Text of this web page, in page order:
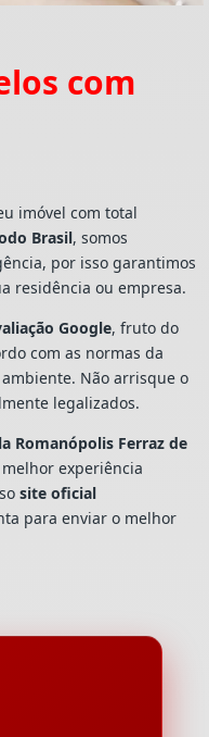
com
imóvel com total
Brasil, somos
por isso garantimos
residência ou empresa.
Google, fruto do
com as normas da
Não arrisque o
legalizados.
Romanópolis Ferraz de
experiência
site oficial
para enviar o melhor